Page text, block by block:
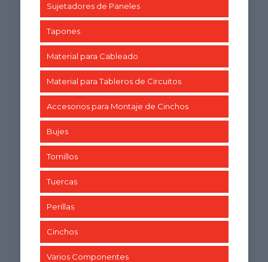
Sujetadores de Paneles
Tapones
Material para Cableado
Material para Tableros de Circuitos
Accesorios para Montaje de Cinchos
Bujes
Tornillos
Tuercas
Perillas
Cinchos
Varios Componentes